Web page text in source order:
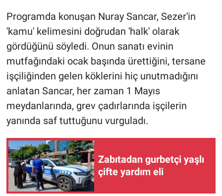
Programda konuşan Nuray Sancar, Sezer'in
'kamu' kelimesini doğrudan 'halk' olarak
gördüğünü söyledi. Onun sanatı evinin
mutfağındaki ocak başında ürettiğini, tersane
işçiliğinden gelen köklerini hiç unutmadığını
anlatan Sancar, her zaman 1 Mayıs
meydanlarında, grev çadırlarında işçilerin
yanında saf tuttuğunu vurguladı.
Zabıtadan gurbetçi yaşlı
çifte yardım eli